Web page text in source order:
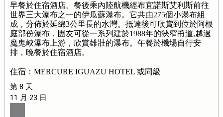
早餐於住宿酒店。餐後乘內陸航機經布宜諾斯艾利斯前往
世界三大瀑布之一的伊瓜蘇瀑布。它共由275個小瀑布組
成，分佈於延綿3公里長的水灣。抵達後可欣賞到位於阿根
庭部份瀑布，團友可從一系列建於1988年的狹窄甬道,越過
魔鬼峽瀑布上游，欣賞雄壯的瀑布。午餐於機場自行安
排，晚餐於住宿酒店。
住宿：MERCURE IGUAZU HOTEL 或同級
第 8 天
11 月 23 日